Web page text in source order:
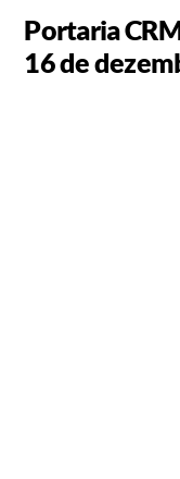
Portaria
16 de